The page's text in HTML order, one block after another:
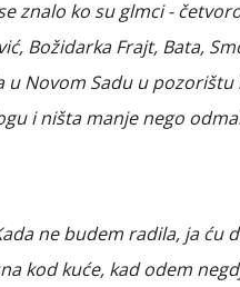
znalo ko su glmci -
Božidarka Frajt, Bata,
Novom Sadu u pozorištu
i ništa manje nego
ne budem radila, ja ću
kod kuće, kad odem